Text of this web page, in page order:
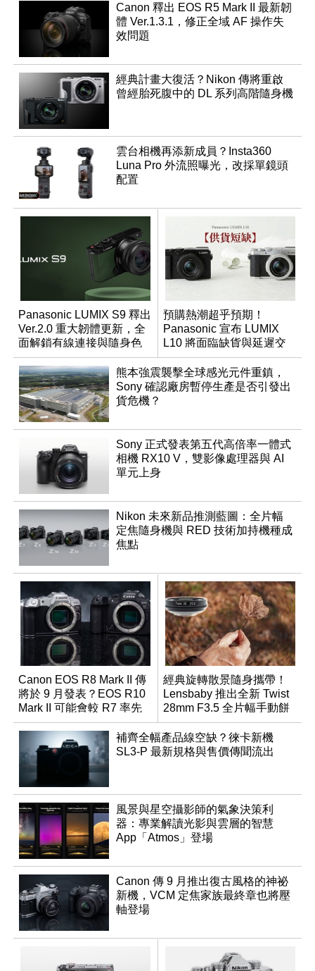
Canon 釋出 EOS R5 Mark II 最新韌
體 Ver.1.3.1，修正全域 AF 操作失
效問題
經典計畫大復活？Nikon 傳將重啟
曾經胎死腹中的 DL 系列高階隨身機
雲台相機再添新成員？Insta360
Luna Pro 外流照曝光，改採單鏡頭
配置
Panasonic LUMIX S9 釋出
Ver.2.0 重大韌體更新，全
面解鎖有線連接與隨身色
調編輯
預購熱潮超乎預期！
Panasonic 宣布 LUMIX
L10 將面臨缺貨與延遲交
貨時間
熊本強震襲擊全球感光元件重鎮，
Sony 確認廠房暫停生產是否引發出
貨危機？
Sony 正式發表第五代高倍率一體式
相機 RX10 V，雙影像處理器與 AI
單元上身
Nikon 未來新品推測藍圖：全片幅
定焦隨身機與 RED 技術加持機種成
焦點
Canon EOS R8 Mark II 傳
將於 9 月發表？EOS R10
Mark II 可能會較 R7 率先
推出
經典旋轉散景隨身攜帶！
Lensbaby 推出全新 Twist
28mm F3.5 全片幅手動餅
乾鏡
補齊全幅產品線空缺？徠卡新機
SL3-P 最新規格與售價傳聞流出
風景與星空攝影師的氣象決策利
器：專業解讀光影與雲層的智慧
App「Atmos」登場
Canon 傳 9 月推出復古風格的神祕
新機，VCM 定焦家族最終章也將壓
軸登場